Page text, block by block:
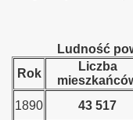
Ludność
Rok
Liczba
1890
43 517